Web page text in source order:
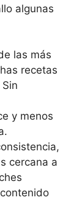
algunas
las más
recetas
y menos
cercana a